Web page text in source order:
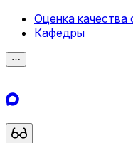
Оценка качества
Кафедры
⋯